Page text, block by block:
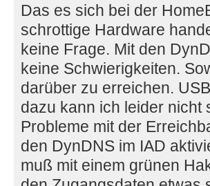
Das es sich bei der
schrottige Hardware
keine Frage. Mit den
keine Schwierigkeiten.
darüber zu erreichen.
dazu kann ich leider nicht
Probleme mit der
den DynDNS im IAD
muß mit einem grünen